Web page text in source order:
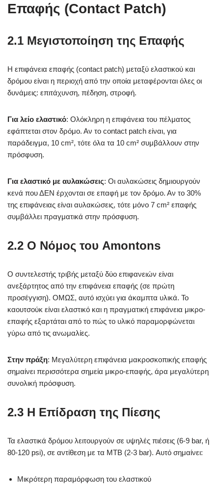
Επαφής (Contact Patch)
2.1 Μεγιστοποίηση της Επαφής
Η επιφάνεια επαφής (contact patch) μεταξύ ελαστικού και
δρόμου είναι η περιοχή από την οποία μεταφέρονται όλες οι
δυνάμεις: επιτάχυνση, πέδηση, στροφή.
Για λείο ελαστικό: Ολόκληρη η επιφάνεια του πέλματος
εφάπτεται στον δρόμο. Αν το contact patch είναι, για
παράδειγμα, 10 cm², τότε όλα τα 10 cm² συμβάλλουν στην
πρόσφυση.
Για ελαστικό με αυλακώσεις: Οι αυλακώσεις δημιουργούν
κενά που ΔΕΝ έρχονται σε επαφή με τον δρόμο. Αν το 30%
της επιφάνειας είναι αυλακώσεις, τότε μόνο 7 cm² επαφής
συμβάλλει πραγματικά στην πρόσφυση.
2.2 Ο Νόμος του Amontons
Ο συντελεστής τριβής μεταξύ δύο επιφανειών είναι
ανεξάρτητος από την επιφάνεια επαφής (σε πρώτη
προσέγγιση). ΟΜΩΣ, αυτό ισχύει για άκαμπτα υλικά. Το
καουτσούκ είναι ελαστικό και η πραγματική επιφάνεια μικρο-
επαφής εξαρτάται από το πώς το υλικό παραμορφώνεται
γύρω από τις ανωμαλίες.
Στην πράξη: Μεγαλύτερη επιφάνεια μακροσκοπικής επαφής
σημαίνει περισσότερα σημεία μικρο-επαφής, άρα μεγαλύτερη
συνολική πρόσφυση.
2.3 Η Επίδραση της Πίεσης
Τα ελαστικά δρόμου λειτουργούν σε υψηλές πιέσεις (6-9 bar, ή
80-120 psi), σε αντίθεση με τα MTB (2-3 bar). Αυτό σημαίνει:
Μικρότερη παραμόρφωση του ελαστικού